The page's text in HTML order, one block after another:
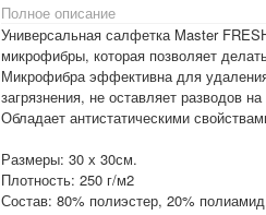
Полное описание
Универсальная салфетка Master
микрофибры, которая позволяет
Микрофибра эффективна для
загрязнения, не оставляет разводов
Обладает антистатическими
Размеры: 30 х 30см.
Плотность: 250 г/м2
Состав: 80% полиэстер, 20%